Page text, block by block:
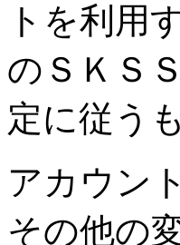
トを利用
のＳＫＳ
定に従う
アカウン
その他の